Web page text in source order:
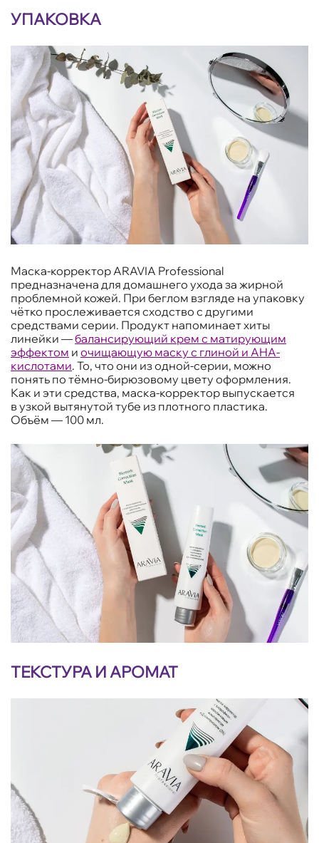
УПАКОВКА
Маска-корректор ARAVIA Professional
предназначена для домашнего ухода за жирной
проблемной кожей. При беглом взгляде на упаковку
чётко прослеживается сходство с другими
средствами серии. Продукт напоминает хиты
линейки —балансирующий крем с матирующим
эффектом и очищающую маску с глиной и AHA-
кислотами. То, что они из одной-серии, можно
понять по тёмно-бирюзовому цвету оформления.
Как и эти средства, маска-корректор выпускается
в узкой вытянутой тубе из плотного пластика.
Объём — 100 мл.
ТЕКСТУРА И АРОМАТ